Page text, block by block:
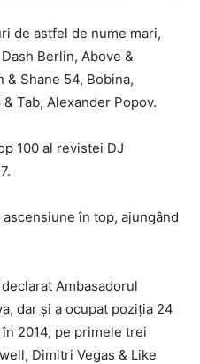
de astfel de nume mari,
Berlin, Above &
& Shane 54, Bobina,
Tab, Alexander Popov.
100 al revistei DJ
în top, ajungând
Ambasadorul
dar și a ocupat poziția 24
2014, pe primele trei
Dimitri Vegas & Like